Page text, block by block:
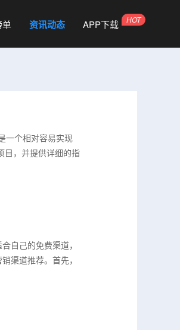
单 资讯动态 APP下载
一个相对容易实现
目，并提供详细的指
自己的免费渠道，
渠道推荐。首先，